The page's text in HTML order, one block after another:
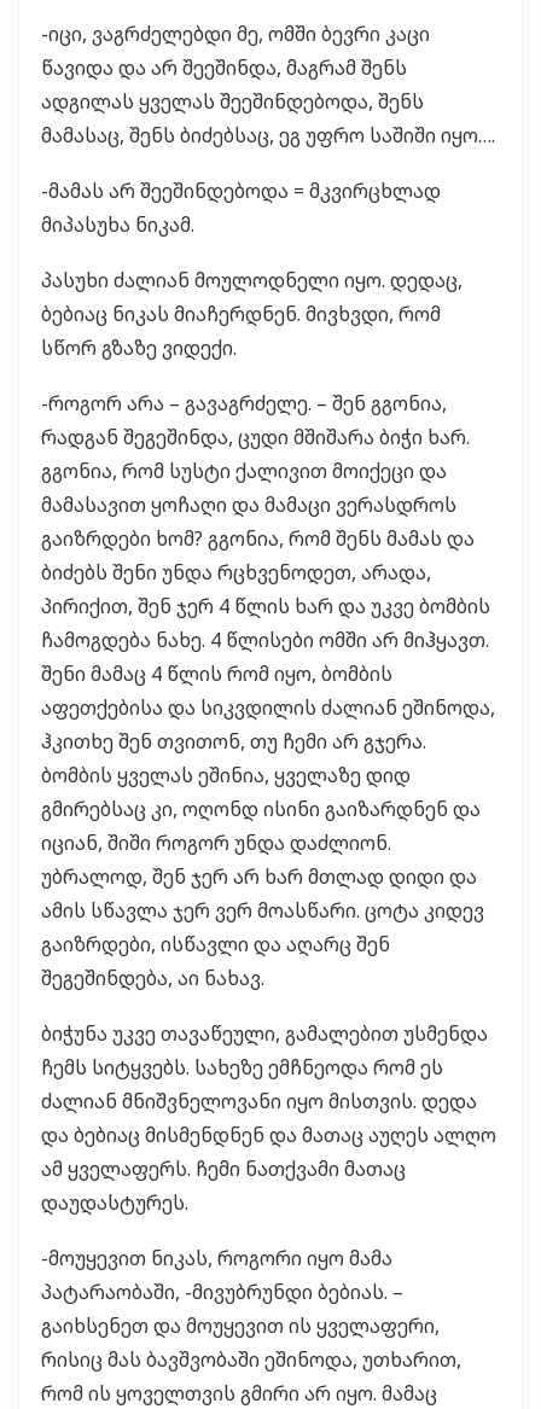
-იცი, ვაგრძელებდი მე, ომში ბევრი კაცი
წავიდა და არ შეეშინდა, მაგრამ შენს
ადგილას ყველას შეეშინდებოდა, შენს
მამასაც, შენს ბიძებსაც, ეგ უფრო საშიში იყო….
-მამას არ შეეშინდებოდა = მკვირცხლად
მიპასუხა ნიკამ.
პასუხი ძალიან მოულოდნელი იყო. დედაც,
ბებიაც ნიკას მიაჩერდნენ. მივხვდი, რომ
სწორ გზაზე ვიდექი.
-როგორ არა – გავაგრძელე. – შენ გგონია,
რადგან შეგეშინდა, ცუდი მშიშარა ბიჭი ხარ.
გგონია, რომ სუსტი ქალივით მოიქეცი და
მამასავით ყოჩაღი და მამაცი ვერასდროს
გაიზრდები ხომ? გგონია, რომ შენს მამას და
ბიძებს შენი უნდა რცხვენოდეთ, არადა,
პირიქით, შენ ჯერ 4 წლის ხარ და უკვე ბომბის
ჩამოგდება ნახე. 4 წლისები ომში არ მიჰყავთ.
შენი მამაც 4 წლის რომ იყო, ბომბის
აფეთქებისა და სიკვდილის ძალიან ეშინოდა,
ჰკითხე შენ თვითონ, თუ ჩემი არ გჯერა.
ბომბის ყველას ეშინია, ყველაზე დიდ
გმირებსაც კი, ოღონდ ისინი გაიზარდნენ და
იციან, შიში როგორ უნდა დაძლიონ.
უბრალოდ, შენ ჯერ არ ხარ მთლად დიდი და
ამის სწავლა ჯერ ვერ მოასწარი. ცოტა კიდევ
გაიზრდები, ისწავლი და აღარც შენ
შეგეშინდება, აი ნახავ.
ბიჭუნა უკვე თავაწეული, გამალებით უსმენდა
ჩემს სიტყვებს. სახეზე ემჩნეოდა რომ ეს
ძალიან მნიშვნელოვანი იყო მისთვის. დედა
და ბებიაც მისმენდნენ და მათაც აუღეს ალღო
ამ ყველაფერს. ჩემი ნათქვამი მათაც
დაუდასტურეს.
-მოუყევით ნიკას, როგორი იყო მამა
პატარაობაში, -მივუბრუნდი ბებიას. –
გაიხსენეთ და მოუყევით ის ყველაფერი,
რისიც მას ბავშვობაში ეშინოდა, უთხარით,
რომ ის ყოველთვის გმირი არ იყო. მამაც